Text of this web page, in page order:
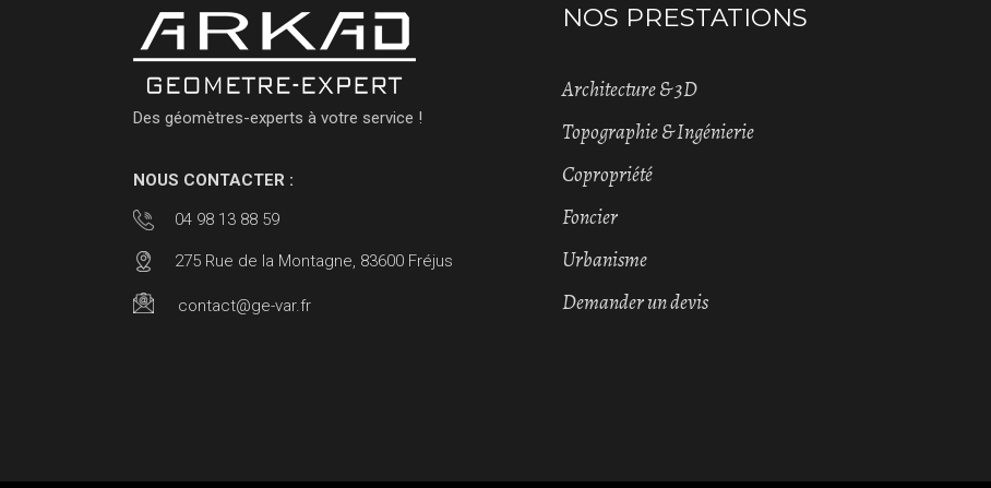
Des géomètres-experts à votre service !
NOUS CONTACTER :
04 98 13 88 59
275 Rue de la Montagne, 83600 Fréjus
contact@ge-var.fr
NOS PRESTATIONS
Architecture & 3D
Topographie & Ingénierie
Copropriété
Foncier
Urbanisme
Demander un devis